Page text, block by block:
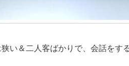
い＆二人客ばかりで、会話をす